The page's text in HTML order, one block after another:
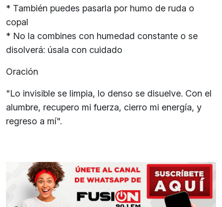
* También puedes pasarla por humo de ruda o
copal
* No la combines con humedad constante o se
disolverá: úsala con cuidado
Oración
"Lo invisible se limpia, lo denso se disuelve. Con el
alumbre, recupero mi fuerza, cierro mi energía, y
regreso a mí".